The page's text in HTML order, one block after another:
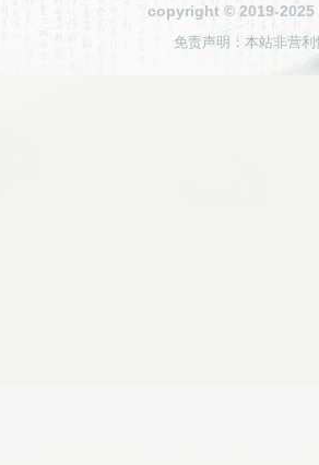
copyright © 2019-2025
免责声明：本站非营